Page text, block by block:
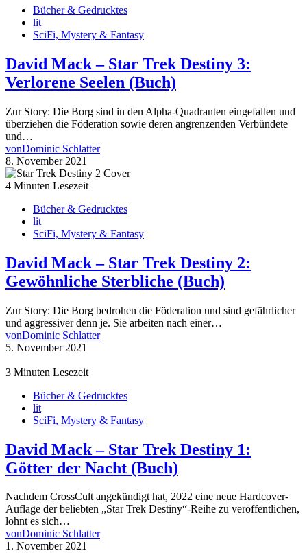
Bücher & Gedrucktes
lit
SciFi, Mystery & Fantasy
David Mack – Star Trek Destiny 3:
Verlorene Seelen (Buch)
Zur Story: Die Borg sind in den Alpha-Quadranten eingefallen und
überziehen die Föderation sowie deren angrenzenden Verbündete
und…
vonDominic Schlatter
8. November 2021
4 Minuten Lesezeit
Bücher & Gedrucktes
lit
SciFi, Mystery & Fantasy
David Mack – Star Trek Destiny 2:
Gewöhnliche Sterbliche (Buch)
Zur Story: Die Borg bedrohen die Föderation und sind gefährlicher
und aggressiver denn je. Sie arbeiten nach einer…
vonDominic Schlatter
5. November 2021
3 Minuten Lesezeit
Bücher & Gedrucktes
lit
SciFi, Mystery & Fantasy
David Mack – Star Trek Destiny 1:
Götter der Nacht (Buch)
Nachdem CrossCult angekündigt hat, 2022 eine neue Hardcover-
Auflage der beliebten „Star Trek Destiny“-Reihe zu veröffentlichen,
lohnt es sich…
vonDominic Schlatter
1. November 2021